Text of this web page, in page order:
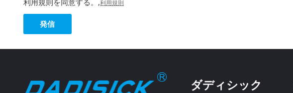
利用規則を同意する。,利用規則
発信
ダディシック